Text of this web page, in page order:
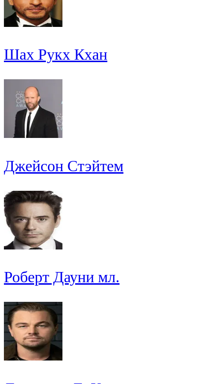
Шах Рукх Кхан
Джейсон Стэйтем
Роберт Дауни мл.